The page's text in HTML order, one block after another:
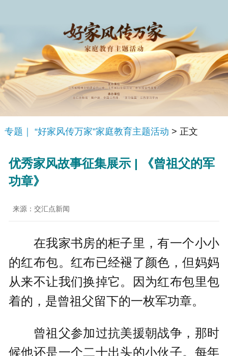
专题｜ “好家风传万家”家庭教育主题活动 > 正文
优秀家风故事征集展示 | 《曾祖父的军
功章》
来源：交汇点新闻
在我家书房的柜子里，有一个小小
的红布包。红布已经褪了颜色，但妈妈
从来不让我们换掉它。因为红布包里包
着的，是曾祖父留下的一枚军功章。
曾祖父参加过抗美援朝战争，那时
候他还是一个二十出头的小伙子。每年